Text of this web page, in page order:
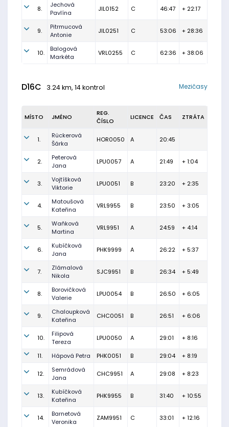
8.
Jechová
Pavlína
JIL0152 C 46:47 + 22:17
9.
Pitrmucová
Antonie
JIL0251 C 53:06 + 28:36
10.
Balogová
Markéta
VRL0255 C 62:36 + 38:06
D16C 3.24 km, 14 kontrol Mezičasy
MÍSTO JMÉNO
REG.
ČÍSLO
LICENCE ČAS ZTRÁTA
1.
Rückerová
Šárka
HOR0050 A 20:45
2.
Peterová
Jana
LPU0057 A 21:49 + 1:04
3.
Vojtíšková
Viktorie
LPU0051 B 23:20 + 2:35
4.
Matoušová
Kateřina
VRL9955 B 23:50 + 3:05
5.
Waňková
Martina
VRL9951 A 24:59 + 4:14
6.
Kubíčková
Jana
PHK9999 A 26:22 + 5:37
7.
Zlámalová
Nikola
SJC9951 B 26:34 + 5:49
8.
Borovičková
Valerie
LPU0054 B 26:50 + 6:05
9.
Chaloupková
Kateřina
CHC0051 B 26:51 + 6:06
10.
Filipová
Tereza
LPU0050 A 29:01 + 8:16
11. Hápová Petra PHK0051 B 29:04 + 8:19
12.
Semrádová
Jana
CHC9951 A 29:08 + 8:23
13.
Kubíčková
Kateřina
PHK9955 B 31:40 + 10:55
14.
Barnetová
Veronika
ZAM9951 C 33:01 + 12:16